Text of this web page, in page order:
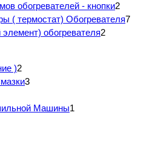
обогревателей - кнопки2
( термостат) Обогревателя7
обогревателя2
)2
3
Машины1